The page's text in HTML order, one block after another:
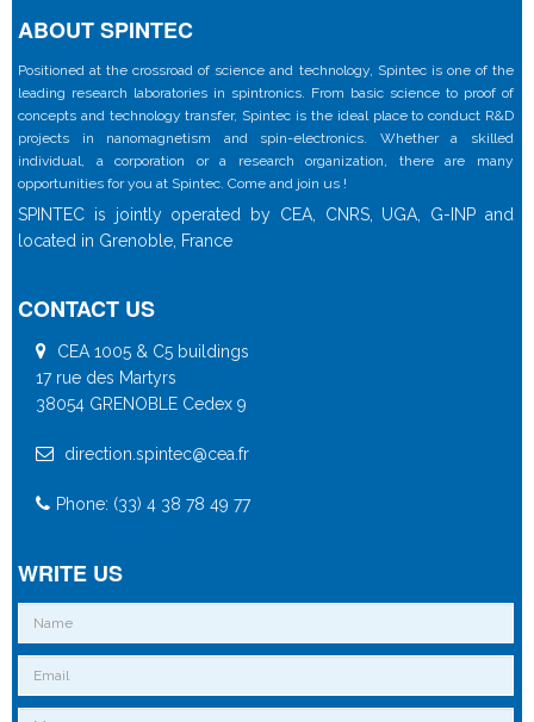
ABOUT SPINTEC
Positioned at the crossroad of science and technology, Spintec is one of the
leading research laboratories in spintronics. From basic science to proof of
concepts and technology transfer, Spintec is the ideal place to conduct R&D
projects in nanomagnetism and spin-electronics. Whether a skilled
individual, a corporation or a research organization, there are many
opportunities for you at Spintec. Come and join us !
SPINTEC is jointly operated by CEA, CNRS, UGA, G-INP and
located in Grenoble, France
CONTACT US
CEA 1005 & C5 buildings
17 rue des Martyrs
38054 GRENOBLE Cedex 9
direction.spintec@cea.fr
Phone: (33) 4 38 78 49 77
WRITE US